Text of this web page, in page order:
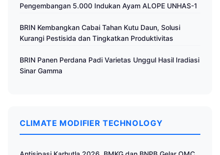
Pengembangan 5.000 Indukan Ayam ALOPE UNHAS-1
BRIN Kembangkan Cabai Tahan Kutu Daun, Solusi
Kurangi Pestisida dan Tingkatkan Produktivitas
BRIN Panen Perdana Padi Varietas Unggul Hasil Iradiasi
Sinar Gamma
CLIMATE MODIFIER TECHNOLOGY